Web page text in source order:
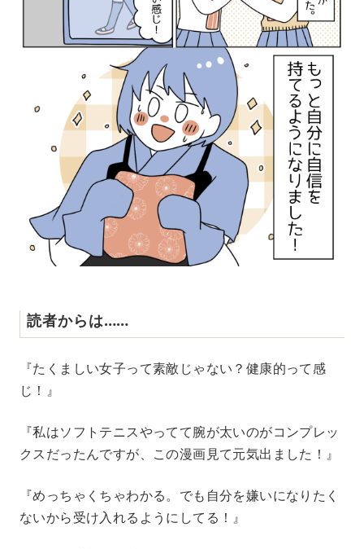
読者からは……
『たくましい女子って素敵じゃない？健康的って感
じ！』
『私はソフトテニスやってて腕が太いのがコンプレッ
クスだったんですが、この漫画見て元気出ました！』
『めっちゃくちゃわかる。でも自分を嫌いになりたく
ないから受け入れるようにしてる！』